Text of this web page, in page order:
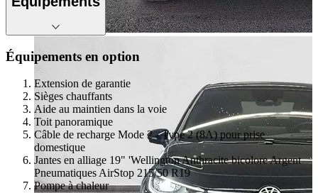
Équipements en option
Extension de garantie
Sièges chauffants
Aide au maintien dans la voie
Toit panoramique
Câble de recharge Mode 2 - Type 2 (8A) pour prise
domestique
Jantes en alliage 19" 'Wellington Anthracite bicolore Argent
Pneumatiques AirStop 215/50 R19
Pompe à chaleur